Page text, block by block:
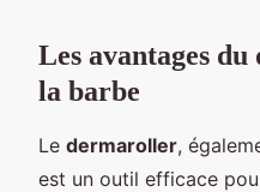
Les avantages
la barbe
Le dermaroller,
est un outil efficace